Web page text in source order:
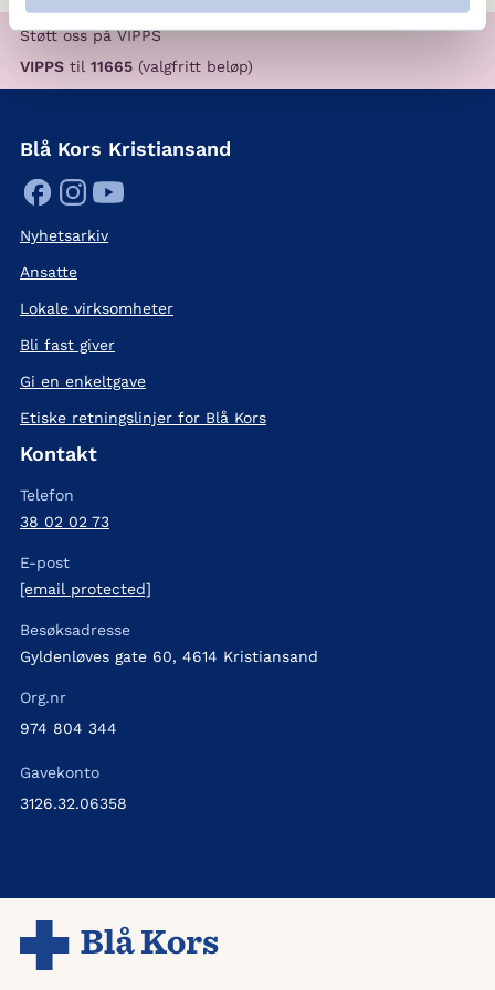
Støtt oss på VIPPS
VIPPS til 11665 (valgfritt beløp)
Blå Kors Kristiansand
Nyhetsarkiv
Ansatte
Lokale virksomheter
Bli fast giver
Gi en enkeltgave
Etiske retningslinjer for Blå Kors
Kontakt
Telefon
38 02 02 73
E-post
[email protected]
Besøksadresse
Gyldenløves gate 60, 4614 Kristiansand
Org.nr
974 804 344
Gavekonto
3126.32.06358